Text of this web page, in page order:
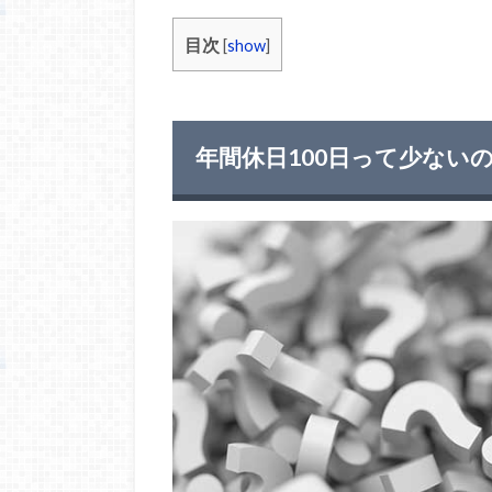
目次 [show]
年間休日100日って少ない